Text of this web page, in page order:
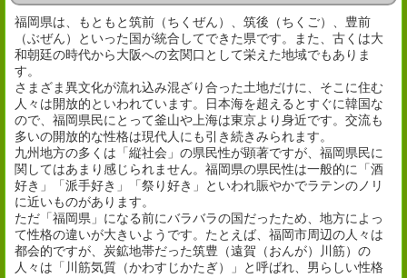
福岡県は、もともと筑前（ちくぜん）、筑後（ちくご）、豊前
（ぶぜん）といった国が統合してできた県です。また、古くは大
和朝廷の時代から大阪への玄関口として栄えた地域でもありま
す。
さまざま異文化が流れ込み混ざり合った土地だけに、そこに住む
人々は開放的といわれています。日本海を超えるとすぐに韓国な
ので、福岡県民にとって釜山や上海は東京より身近です。交流も
多いの開放的な性格は現代人にも引き続きみられます。
九州地方の多くは「縦社会」の県民性が顕著ですが、福岡県民に
関してはあまり感じられません。福岡県の県民性は一般的に「酒
好き」「派手好き」「祭り好き」といわれ賑やかでラテンのノリ
に近いものがあります。
ただ「福岡県」になる前にバラバラの国だったため、地方によっ
て性格の違いが大きいようです。たとえば、福岡市周辺の人々は
都会的ですが、炭鉱地帯だった筑豊（遠賀（おんが）川筋）の
人々は「川筋気質（かわすじかたぎ）」と呼ばれ、男らしい性格